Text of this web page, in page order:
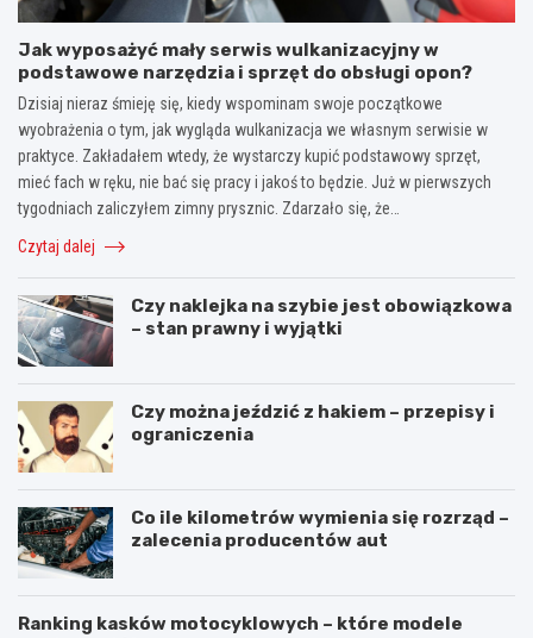
Jak wyposażyć mały serwis wulkanizacyjny w
podstawowe narzędzia i sprzęt do obsługi opon?
Dzisiaj nieraz śmieję się, kiedy wspominam swoje początkowe
wyobrażenia o tym, jak wygląda wulkanizacja we własnym serwisie w
praktyce. Zakładałem wtedy, że wystarczy kupić podstawowy sprzęt,
mieć fach w ręku, nie bać się pracy i jakoś to będzie. Już w pierwszych
tygodniach zaliczyłem zimny prysznic. Zdarzało się, że…
Czytaj dalej
Czy naklejka na szybie jest obowiązkowa
– stan prawny i wyjątki
Czy można jeździć z hakiem – przepisy i
ograniczenia
Co ile kilometrów wymienia się rozrząd –
zalecenia producentów aut
Ranking kasków motocyklowych – które modele